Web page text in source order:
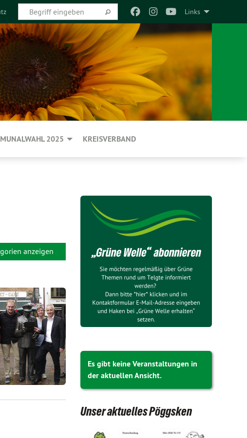
Links
2025 KREISVERBAND
anzeigen
Es gibt keine Veranstaltungen in
der aktuellen Ansicht.
Unser aktuelles Pöggsken